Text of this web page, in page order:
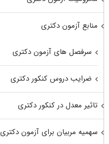
منابع آزمون دکتری
سرفصل های آزمون دکتری
ضرایب دروس کنکور دکتری
تاثیر معدل در کنکور دکتری
سهمیه مربیان برای آزمون دکتری